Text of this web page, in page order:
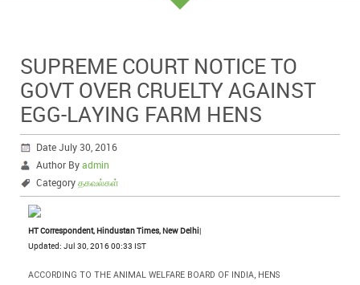
SUPREME COURT NOTICE TO
GOVT OVER CRUELTY AGAINST
EGG-LAYING FARM HENS
Date July 30, 2016
Author Byadmin
Categoryதகவல்கள்
HT Correspondent, Hindustan Times, New Delhi|
Updated: Jul 30, 2016 00:33 IST
ACCORDING TO THE ANIMAL WELFARE BOARD OF INDIA, HENS